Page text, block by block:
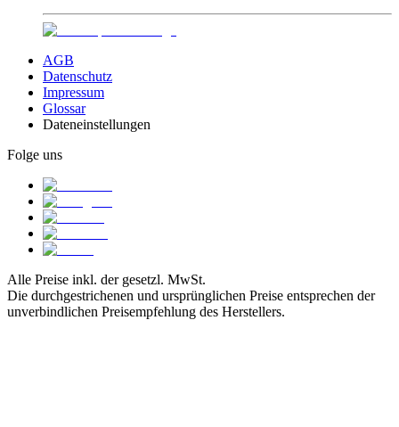
AGB
Datenschutz
Impressum
Glossar
Dateneinstellungen
Folge uns
Alle Preise inkl. der gesetzl. MwSt.
Die durchgestrichenen und ursprünglichen Preise entsprechen der
unverbindlichen Preisempfehlung des Herstellers.